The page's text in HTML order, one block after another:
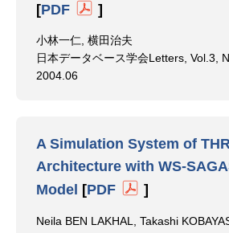
[PDF ]
小林一仁, 横田治夫
日本データベース学会Letters, Vol.3,
2004.06
A Simulation System of
Architecture with WS-
Model
[PDF ]
Neila BEN LAKHAL, Takashi